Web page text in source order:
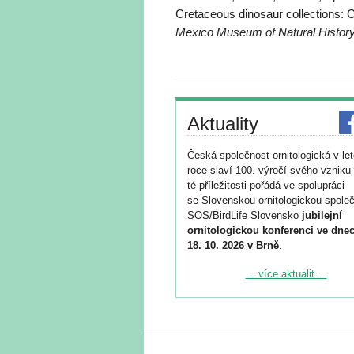
Cretaceous dinosaur collections:
Mexico Museum of Natural
Aktuality
Česká společnost ornitologická v
roce slaví 100. výročí svého vzniku
té příležitosti pořádá ve spolupráci
se Slovenskou ornitologickou
SOS/BirdLife Slovensko jubilejní
ornitologickou konferenci ve
18. 10. 2026 v Brně.
Podrobnější informace ke konferenci
Registrovat se můžete do 6. září.
... více aktualit ...